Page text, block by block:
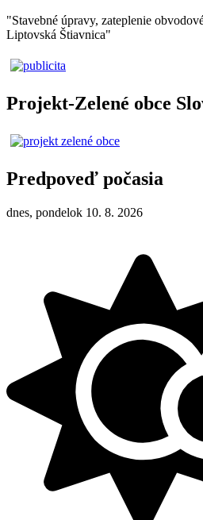
"Stavebné úpravy, zateplenie
Liptovská Štiavnica"
Projekt-Zelené obce
Predpoveď počasia
dnes, pondelok 10. 8. 2026